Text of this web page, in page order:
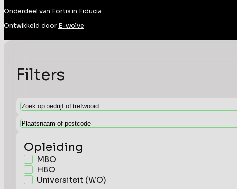
Onderdeel van Fortis in Fiducia
Ontwikkeld door E-wolve
Filters
Opleiding
MBO
HBO
Universiteit (WO)